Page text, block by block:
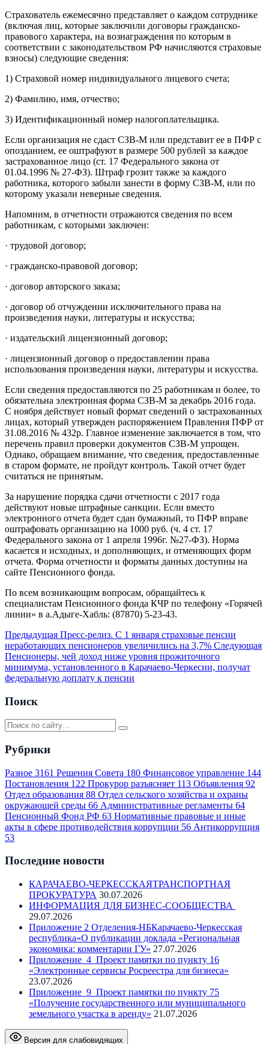
Страхователь ежемесячно представляет о каждом сотруднике
(включая лиц, которые заключили договоры гражданско-
правового характера, на вознаграждения по которым в
соответствии с законодательством РФ начисляются страховые
взносы) следующие сведения:
1) Страховой номер индивидуального лицевого счета;
2) Фамилию, имя, отчество;
3) Идентификационный номер налогоплательщика.
Если организация не сдаст СЗВ-М или представит ее в ПФР с
опозданием, ее оштрафуют в размере 500 рублей за каждое
застрахованное лицо (ст. 17 Федерального закона от
01.04.1996 № 27-ФЗ). Штраф грозит также за каждого
работника, которого забыли занести в форму СЗВ-М, или по
которому указали неверные сведения.
Напомним, в отчетности отражаются сведения по всем
работникам, с которыми заключен:
· трудовой договор;
· гражданско-правовой договор;
· договор авторского заказа;
· договор об отчуждении исключительного права на
произведения науки, литературы и искусства;
· издательский лицензионный договор;
· лицензионный договор о предоставлении права
использования произведения науки, литературы и искусства.
Если сведения предоставляются по 25 работникам и более, то
обязательна электронная форма СЗВ-М за декабрь 2016 года.
С ноября действует новый формат сведений о застрахованных
лицах, который утвержден распоряжением Правления ПФР от
31.08.2016 № 432р. Главное изменение заключается в том, что
перечень правил проверки документов СЗВ-М упрощен.
Однако, обращаем внимание, что сведения, предоставленные
в старом формате, не пройдут контроль. Такой отчет будет
считаться не принятым.
За нарушение порядка сдачи отчетности с 2017 года
действуют новые штрафные санкции. Если вместо
электронного отчета будет сдан бумажный, то ПФР вправе
оштрафовать организацию на 1000 руб. (ч. 4 ст. 17
Федерального закона от 1 апреля 1996г. №27-ФЗ). Норма
касается и исходных, и дополняющих, и отменяющих форм
отчета. Форма отчетности и форматы данных доступны на
сайте Пенсионного фонда.
По всем возникающим вопросам, обращайтесь к
специалистам Пенсионного фонда КЧР по телефону «Горячей
линии» в а.Адыге-Хабль: (87870) 5-23-43.
Предыдущая Пресс-релиз. С 1 января страховые пенсии
неработающих пенсионеров увеличились на 3,7% Следующая
Пенсионеры, чей доход ниже уровня прожиточного
минимума, установленного в Карачаево-Черкесии, получат
федеральную доплату к пенсии
Поиск
Рубрики
Разное 3161 Решения Совета 180 Финансовое управление 144
Постановления 122 Прокурор разъясняет 113 Объявления 92
Отдел образования 88 Отдел сельского хозяйства и охраны
окружающей среды 66 Административные регламенты 64
Пенсионный Фонд РФ 63 Нормативные правовые и иные
акты в сфере противодействия коррупции 56 Антикоррупция
53
Последние новости
КАРАЧАЕВО-ЧЕРКЕССКАЯТРАНСПОРТНАЯ
ПРОКУРАТУРА 30.07.2026
ИНФОРМАЦИЯ ДЛЯ БИЗНЕС-СООБЩЕСТВА
29.07.2026
Приложение 2 Отделения-НБКарачаево-Черкесская
республика«О публикации доклада «Региональная
экономика: комментарии ГУ» 27.07.2026
Приложение_4_Проект памятки по пункту 16
«Электронные сервисы Росреестра для бизнеса»
23.07.2026
Приложение_9_Проект памятки по пункту 75
«Получение государственного или муниципального
земельного участка в аренду» 21.07.2026
Версия для слабовидящих